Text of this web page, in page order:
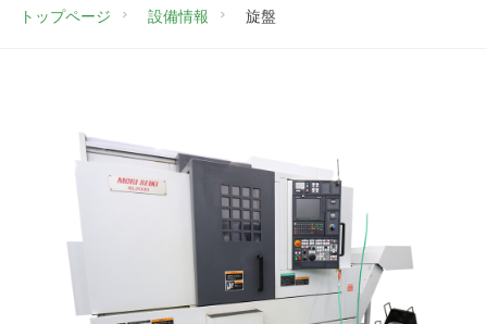
トップページ 設備情報 旋盤